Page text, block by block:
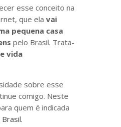
esse conceito na
que elavai
pequena casa
pelo Brasil. Trata-
vida
sobre esse
comigo. Neste
quem é indicada